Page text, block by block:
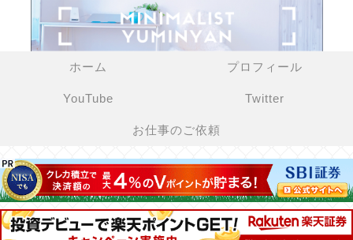
ホーム プロフィール
YouTube Twitter
お仕事のご依頼